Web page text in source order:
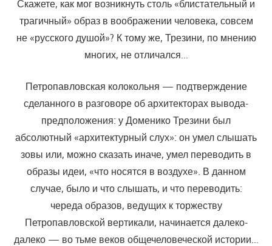
Скажете, как мог возникнуть столь «блистательный и
трагичный» образ в воображении человека, совсем
не «русского душой»? К тому же, Трезини, по мнению
многих, не отличался…
Петропавловская колокольня — подтверждение
сделанного в разговоре об архитекторах вывода-
предположения: у Доменико Трезини был
абсолютный «архитектурный слух»: он умел слышать
зовы или, можно сказать иначе, умел переводить в
образы идеи, «что носятся в воздухе». В данном
случае, было и что слышать, и что переводить:
череда образов, ведущих к торжеству
Петропавловской вертикали, начинается далеко-
далеко — во тьме веков общечеловеческой истории…